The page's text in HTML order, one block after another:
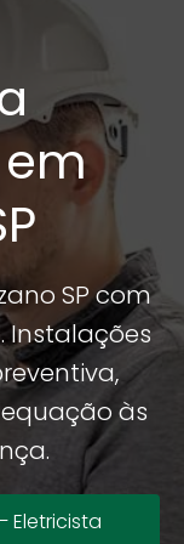
SP com
Instalações
às
Eletricista